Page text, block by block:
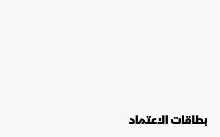
بطاقات الاعتماد